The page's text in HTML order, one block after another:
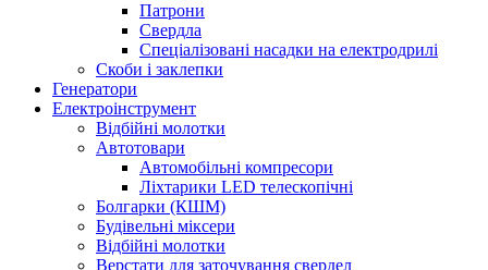
Патрони
Свердла
Спеціалізовані насадки на електродрилі
Скоби і заклепки
Генератори
Електроінструмент
Bідбійні молотки
Автотовари
Автомобільні компресори
Ліхтарики LED телескопічні
Болгарки (КШМ)
Будівельні міксери
Відбійні молотки
Верстати для заточування свердел